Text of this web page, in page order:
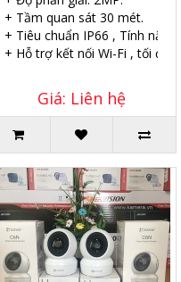
+ Tầm quan sát 30 mét.
+ Tiêu chuẩn IP66 , Tính năng
+ Hỗ trợ kết nối Wi-Fi , tối đa
Giá: Liên hệ